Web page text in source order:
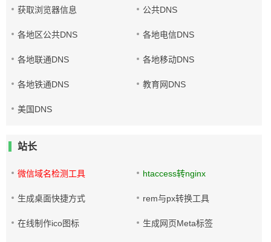
获取浏览器信息 公共DNS
各地区公共DNS 各地电信DNS
各地联通DNS 各地移动DNS
各地铁通DNS 教育网DNS
美国DNS
站长
微信域名检测工具 htaccess转nginx
生成桌面快捷方式 rem与px转换工具
在线制作ico图标 生成网页Meta标签